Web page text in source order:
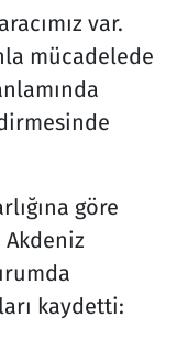
var.
mücadelede
göre
Akdeniz
kaydetti: